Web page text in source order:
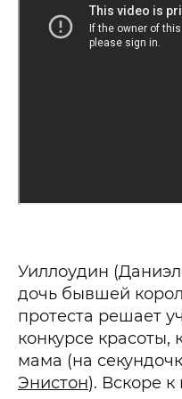
Уиллоудин
дочь бывшей
протеста решает
конкурсе красоты,
мама (на
Энистон). Вскоре